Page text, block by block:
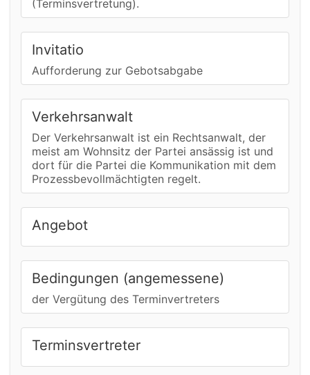
(Terminsvertretung).
Invitatio
Aufforderung zur Gebotsabgabe
Verkehrsanwalt
Der Verkehrsanwalt ist ein Rechtsanwalt, der
meist am Wohnsitz der Partei ansässig ist und
dort für die Partei die Kommunikation mit dem
Prozessbevollmächtigten regelt.
Angebot
Bedingungen (angemessene)
der Vergütung des Terminvertreters
Terminsvertreter